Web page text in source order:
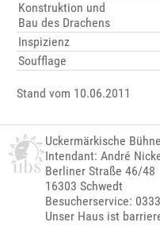
Konstruktion und
Bau des Drachens
Inspizienz
Soufflage
Stand vom 10.06.2011
Uckermärkische
Intendant: André
Berliner Straße 46/48
16303 Schwedt
Besucherservice:
Unser Haus ist